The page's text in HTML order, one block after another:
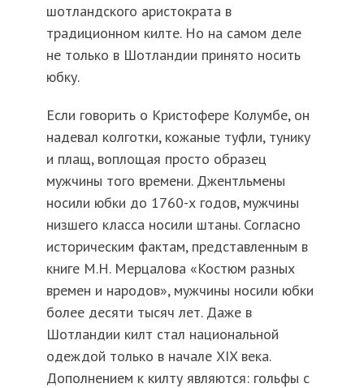
шотландского аристократа в
традиционном килте. Но на самом деле
не только в Шотландии принято носить
юбку.
Если говорить о Кристофере Колумбе, он
надевал колготки, кожаные туфли, тунику
и плащ, воплощая просто образец
мужчины того времени. Джентльмены
носили юбки до 1760-х годов, мужчины
низшего класса носили штаны. Согласно
историческим фактам, представленным в
книге М.Н. Мерцалова «Костюм разных
времен и народов», мужчины носили юбки
более десяти тысяч лет. Даже в
Шотландии килт стал национальной
одеждой только в начале XIX века.
Дополнением к килту являются: гольфы с